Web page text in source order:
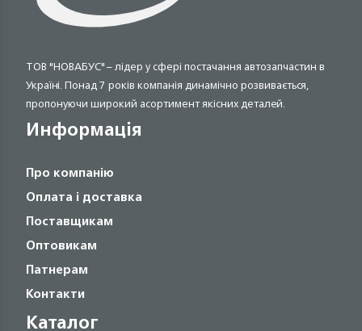
ТОВ "НОВАБУС" – лідер у сфері постачання автозапчастин в
Україні. Понад 7 років компанія динамічно розвивається,
пропонуючи широкий асортимент якісних деталей.
Информація
Про компанію
Оплата і доставка
Поставщикам
Оптовикам
Патнерам
Контакти
Каталог